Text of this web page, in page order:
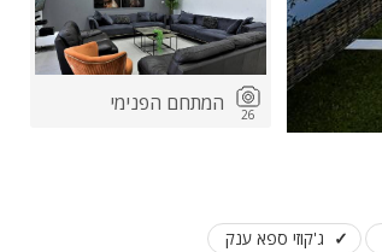
26 המתחם הפנימי
ג'קוזי ספא ענק